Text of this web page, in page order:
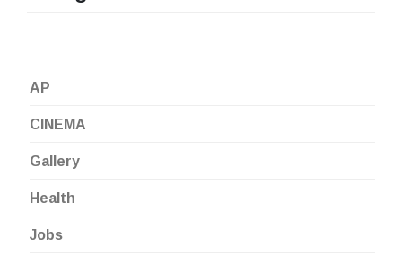
AP
CINEMA
Gallery
Health
Jobs